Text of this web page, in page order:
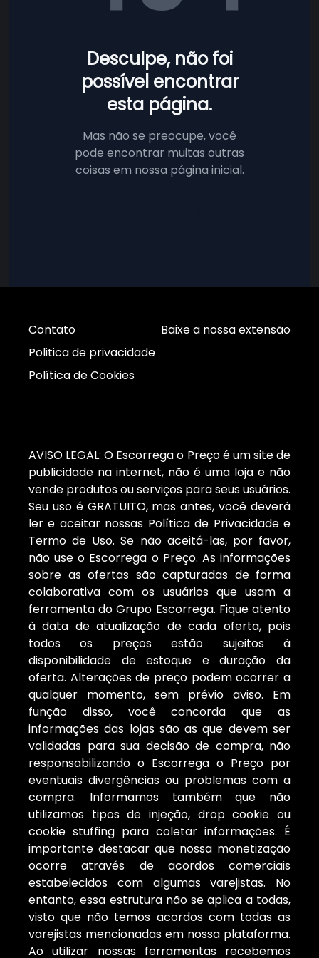
Desculpe, não foi
possível encontrar
esta página.
Mas não se preocupe, você
pode encontrar muitas outras
coisas em nossa página inicial.
Contato
Politica de privacidade
Política de Cookies
Baixe a nossa extensão
AVISO LEGAL: O Escorrega o Preço é um site de
publicidade na internet, não é uma loja e não
vende produtos ou serviços para seus usuários.
Seu uso é GRATUITO, mas antes, você deverá
ler e aceitar nossas Política de Privacidade e
Termo de Uso. Se não aceitá-las, por favor,
não use o Escorrega o Preço. As informações
sobre as ofertas são capturadas de forma
colaborativa com os usuários que usam a
ferramenta do Grupo Escorrega. Fique atento
à data de atualização de cada oferta, pois
todos os preços estão sujeitos à
disponibilidade de estoque e duração da
oferta. Alterações de preço podem ocorrer a
qualquer momento, sem prévio aviso. Em
função disso, você concorda que as
informações das lojas são as que devem ser
validadas para sua decisão de compra, não
responsabilizando o Escorrega o Preço por
eventuais divergências ou problemas com a
compra. Informamos também que não
utilizamos tipos de injeção, drop cookie ou
cookie stuffing para coletar informações. É
importante destacar que nossa monetização
ocorre através de acordos comerciais
estabelecidos com algumas varejistas. No
entanto, essa estrutura não se aplica a todas,
visto que não temos acordos com todas as
varejistas mencionadas em nossa plataforma.
Ao utilizar nossas ferramentas recebemos